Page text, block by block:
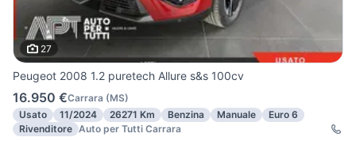
27
Peugeot 2008 1.2 puretech Allure s&s 100cv
16.950 €Carrara (MS)
Usato
11/2024 26271 Km Benzina Manuale
Euro 6
Rivenditore Auto per Tutti Carrara